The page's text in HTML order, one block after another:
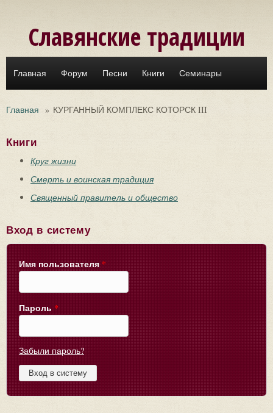
Славянские традиции
Главная Форум Песни Книги Семинары
Главная » КУРГАННЫЙ КОМПЛЕКС КОТОРСК III
Книги
Круг жизни
Смерть и воинская традиция
Священный правитель и общество
Вход в систему
Имя пользователя *
Пароль *
Забыли пароль?